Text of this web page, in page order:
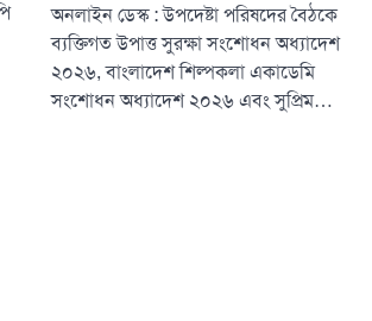
অনলাইন ডেস্ক : উপদেষ্টা পরিষদের বৈঠকে
ব্যক্তিগত উপাত্ত সুরক্ষা সংশোধন অধ্যাদেশ
২০২৬, বাংলাদেশ শিল্পকলা একাডেমি
সংশোধন অধ্যাদেশ ২০২৬ এবং সুপ্রিম…